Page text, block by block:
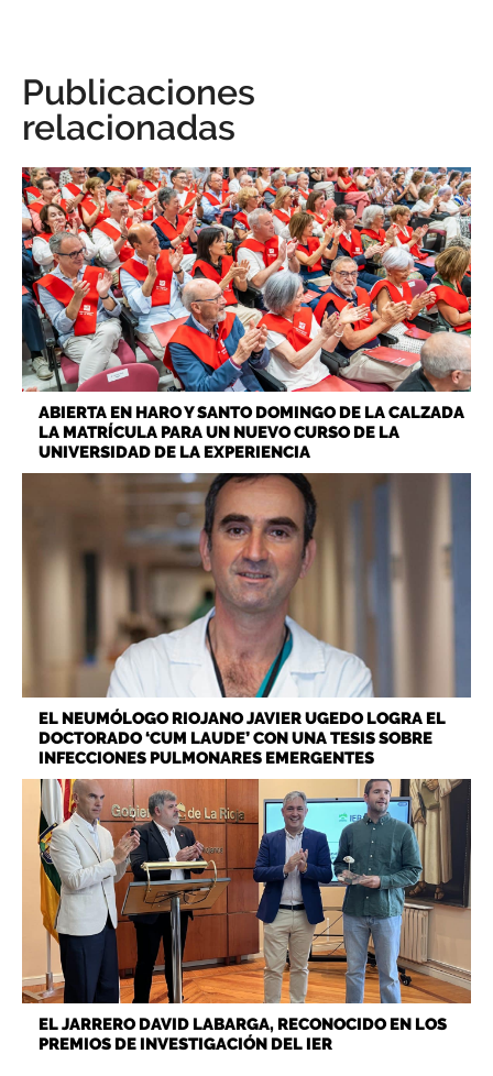
Publicaciones
relacionadas
ABIERTA EN HARO Y SANTO DOMINGO DE LA CALZADA
LA MATRÍCULA PARA UN NUEVO CURSO DE LA
UNIVERSIDAD DE LA EXPERIENCIA
EL NEUMÓLOGO RIOJANO JAVIER UGEDO LOGRA EL
DOCTORADO ‘CUM LAUDE’ CON UNA TESIS SOBRE
INFECCIONES PULMONARES EMERGENTES
EL JARRERO DAVID LABARGA, RECONOCIDO EN LOS
PREMIOS DE INVESTIGACIÓN DEL IER